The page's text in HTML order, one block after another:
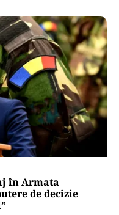
în Armata
de decizie